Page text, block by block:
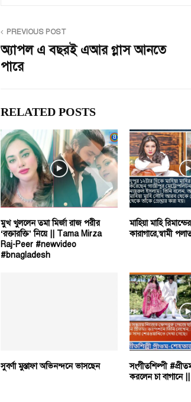
PREVIOUS POST
অ্যাপল এ বছরই এআর গ্লাস আনতে
পারে
RELATED POSTS
মুখ খুললেন তমা মির্জা রাজ পরীর
‘রক্তারক্তি’ নিয়ে || Tama Mirza
Raj-Peer #newvideo
#bnagladesh
মাহিয়া মাহি
কারাগারে,স্বামী
সুবর্ণা মুস্তাফা অভিনন্দনে ভাসছেন
সংগীতশিল্পী
করলেন চা বাগানে ||